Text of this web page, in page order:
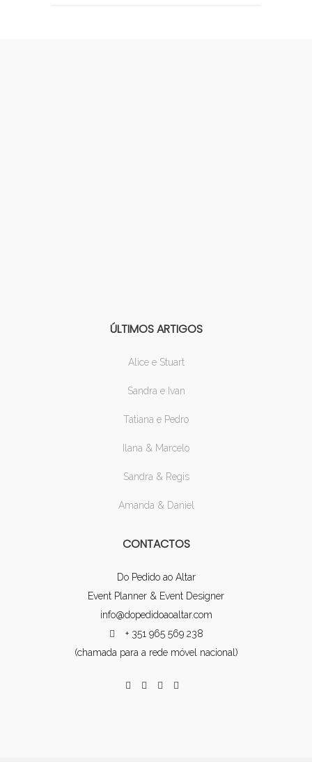
ÚLTIMOS ARTIGOS
Alice e Stuart
Sandra e Ivan
Tatiana e Pedro
Ilana & Marcelo
Sandra & Regis
Amanda & Daniel
CONTACTOS
Do Pedido ao Altar
Event Planner & Event Designer
info@dopedidoaoaltar.com
+ 351 965 569 238
(chamada para a rede móvel nacional)